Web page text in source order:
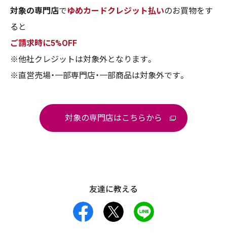
対象の専門店でゆめカードクレジット払いのお買物をす
ると
ご請求時に5%OFF
※他社クレジットは対象外となります。
※直営売場・一部専門店・一部商品は対象外です。
対象の専門店はこちらから
友達に教える
facebook